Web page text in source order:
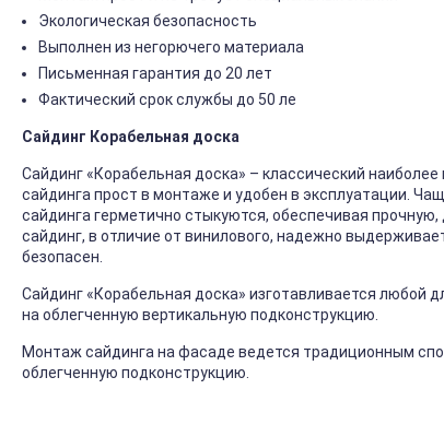
Экологическая безопасность
Выполнен из негорючего материала
Письменная гарантия до 20 лет
Фактический срок службы до 50 ле
Сайдинг Корабельная доска
Сайдинг «Корабельная доска» – классический
сайдинга прост в монтаже и удобен в эксплуатации.
сайдинга герметично стыкуются, обеспечивая
сайдинг, в отличие от винилового, надежно
безопасен.
Сайдинг «Корабельная доска» изготавливается
на облегченную вертикальную подконструкцию.
Монтаж сайдинга на фасаде ведется традиционным
облегченную подконструкцию.